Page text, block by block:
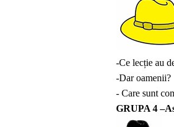
-Ce lecție au
-Dar oamenii?
- Care sunt
GRUPA 4